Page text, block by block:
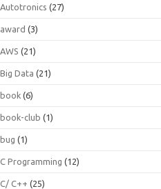
Autotronics (27)
award (3)
AWS (21)
Big Data (21)
book (6)
book-club (1)
bug (1)
C Programming (12)
C/ C++ (25)